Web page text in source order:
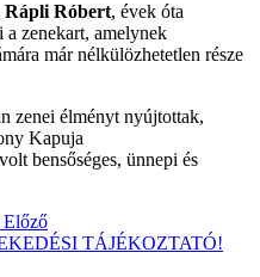
Rápli Róbert, évek óta
zenekart, amelynek
már nélkülözhetetlen része
zenei élményt nyújtottak,
Kapuja
bensőséges, ünnepi és
Előző
TÁJÉKOZTATÓ!